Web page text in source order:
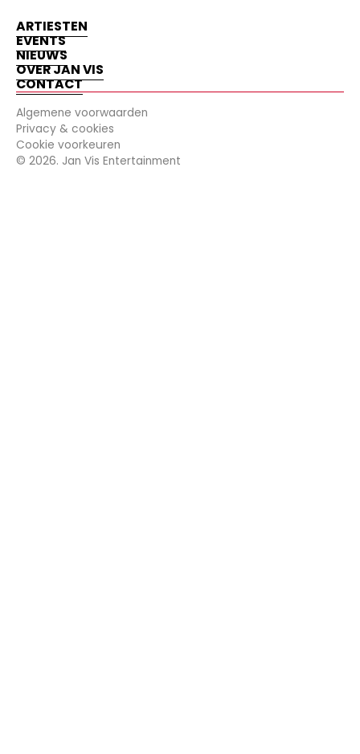
ARTIESTEN
EVENTS
NIEUWS
OVER JAN VIS
CONTACT
Algemene voorwaarden
Privacy & cookies
Cookie voorkeuren
© 2026. Jan Vis Entertainment